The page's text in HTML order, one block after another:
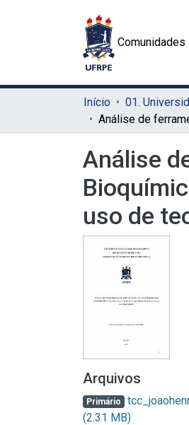
Comunidades
Início
Análise
uso de
Arquivos
Primário
(2.31 MB)